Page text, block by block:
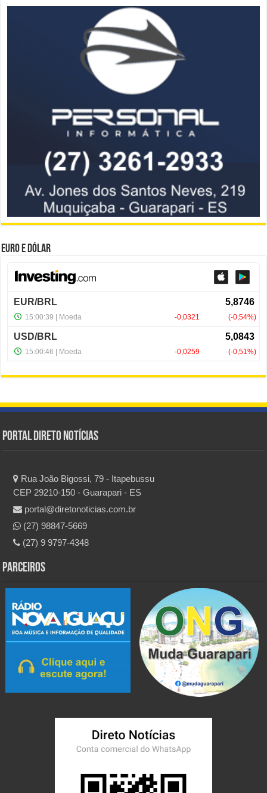
Euro e Dólar
Portal Direto Notícias
Rua João Bigossi, 79 - Itapebussu
CEP 29210-150 - Guarapari - ES
portal@diretonoticias.com.br
(27) 98847-5669
(27) 9 9797-4348
Parceiros